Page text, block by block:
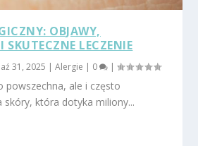
OBJAWY,
LECZENIE
31, 2025 |Alergie | 0 |
powszechna, ale i często
która dotyka miliony...